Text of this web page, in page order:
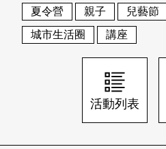
地圖搜尋
關於我們
刊物索取地點
會員基本資料
刊登活動
網站導覽
日本語
夏令營
親子 兒藝節
城市生活圈
講座
活動列表